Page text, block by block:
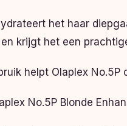
het haar
krijgt het een
helpt Olaplex
No.5P Blonde